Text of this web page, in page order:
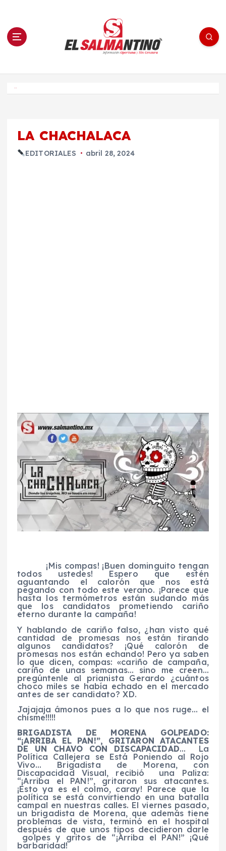
n El Salmantino - medios/noticias/editorial
LA CHACHALACA
EDITORIALES abril 28, 2024
¡Mis compas! ¡Buen dominguito tengan
todos ustedes! Espero que estén
aguantando el calorón que nos está
pegando con todo este verano. ¡Parece que
hasta los termómetros están sudando más
que los candidatos prometiendo cariño
eterno durante la campaña!
Y hablando de cariño falso, ¿han visto qué
cantidad de promesas nos están tirando
algunos candidatos? ¡Qué calorón de
promesas nos están echando! Pero ya saben
lo que dicen, compas: «cariño de campaña,
cariño de unas semanas… sino me creen…
pregúntenle al prianista Gerardo ¿cuántos
choco miles se había echado en el mercado
antes de ser candidato? XD.
Jajajaja ámonos pues a lo que nos ruge… el
chisme!!!!!
BRIGADISTA DE MORENA GOLPEADO:
“¡ARRIBA EL PAN!”, GRITARON ATACANTES
DE UN CHAVO CON DISCAPACIDAD… La
Política Callejera se Está Poniendo al Rojo
Vivo… Brigadista de Morena, con
Discapacidad Visual, recibió una Paliza:
“¡Arriba el PAN!”, gritaron sus atacantes.
¡Esto ya es el colmo, caray! Parece que la
política se está convirtiendo en una batalla
campal en nuestras calles. El viernes pasado,
un brigadista de Morena, que además tiene
problemas de vista, terminó en el hospital
después de que unos tipos decidieron darle
golpes y gritos de “¡Arriba el PAN!” ¡Qué
barbaridad!